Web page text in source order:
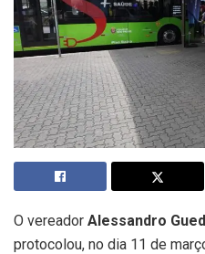
O vereador Alessandro
protocolou, no dia 11 de